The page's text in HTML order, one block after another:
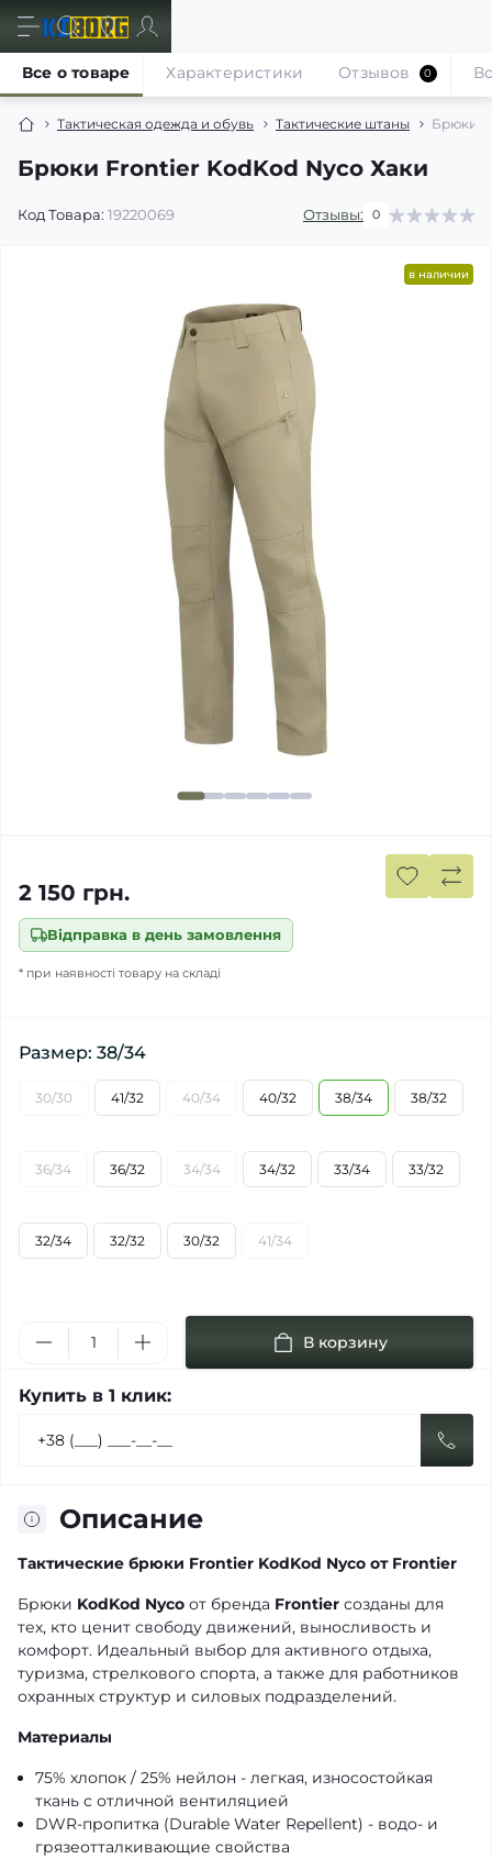
Тактическая одежда и обувь Тактические штаны Брюки
Брюки Frontier KodKod Nyco Хаки
Код Товара: 19220069 Отзывы: 0
Все о товаре Характеристики Отзывов 0
в наличии
Відправка в день замовлення
* при наявності товару на складі
2 150 грн.
Размер: 38/34
30/30 41/32 40/34 40/32 38/34 38/32
36/34 36/32 34/34 34/32 33/34 33/32
32/34 32/32 30/32 41/34
В корзину
Купить в 1 клик:
Описание
Тактические брюки Frontier KodKod Nyco от Frontier
Брюки KodKod Nyco от бренда Frontier созданы для
тех, кто ценит свободу движений, выносливость и
комфорт. Идеальный выбор для активного отдыха,
туризма, стрелкового спорта, а также для работников
охранных структур и силовых подразделений.
Материалы
75% хлопок / 25% нейлон - легкая, износостойкая
ткань с отличной вентиляцией
DWR-пропитка (Durable Water Repellent) - водо- и
грязеотталкивающие свойства